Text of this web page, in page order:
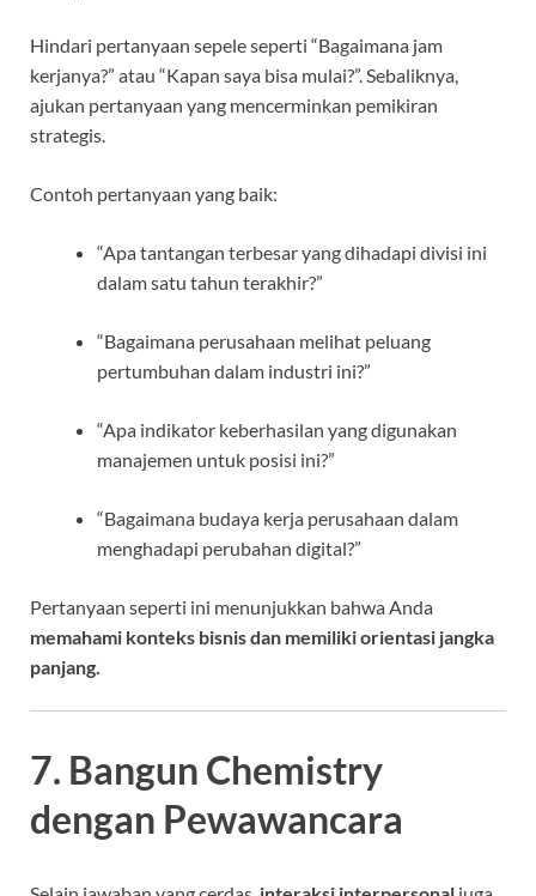
Hindari pertanyaan sepele seperti “Bagaimana jam
kerjanya?” atau “Kapan saya bisa mulai?”. Sebaliknya,
ajukan pertanyaan yang mencerminkan pemikiran
strategis.
Contoh pertanyaan yang baik:
“Apa tantangan terbesar yang dihadapi divisi ini
dalam satu tahun terakhir?”
“Bagaimana perusahaan melihat peluang
pertumbuhan dalam industri ini?”
“Apa indikator keberhasilan yang digunakan
manajemen untuk posisi ini?”
“Bagaimana budaya kerja perusahaan dalam
menghadapi perubahan digital?”
Pertanyaan seperti ini menunjukkan bahwa Anda
memahami konteks bisnis dan memiliki orientasi jangka
panjang.
7. Bangun Chemistry
dengan Pewawancara